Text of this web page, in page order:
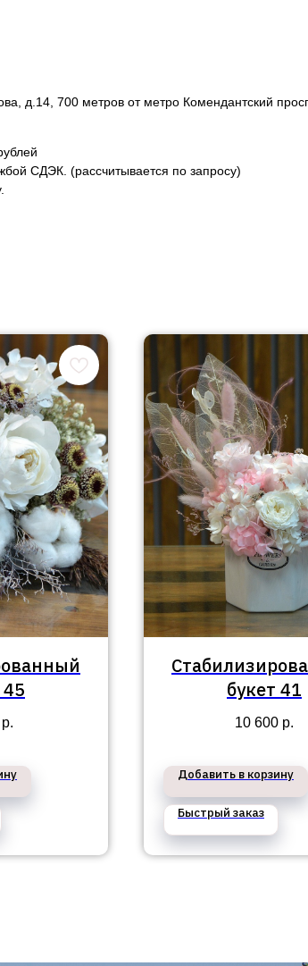
д.14, 700 метров от метро Комендантский
СДЭК. (рассчитывается по запросу)
45
р.
букет 41
10 600 р.
Добавить в корзину
Быстрый заказ